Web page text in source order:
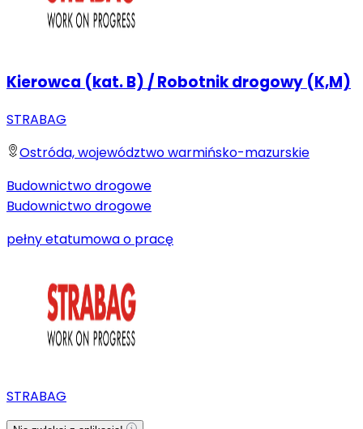
Kierowca (kat. B) / Robotnik drogowy (K,M)
STRABAG
Ostróda, województwo warmińsko-mazurskie
Budownictwo drogowe
Budownictwo drogowe
pełny etatumowa o pracę
STRABAG